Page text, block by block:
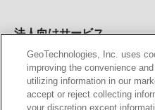
法人向けサービス
法人向け地図・位置情報サービ
図API Windows PC向け地図開
サービス
MAP WORLD+ トリ
GeoTechnologies, Inc. uses
improving the convenience
utilizing information in our
accept or reject collecting
your discretion except